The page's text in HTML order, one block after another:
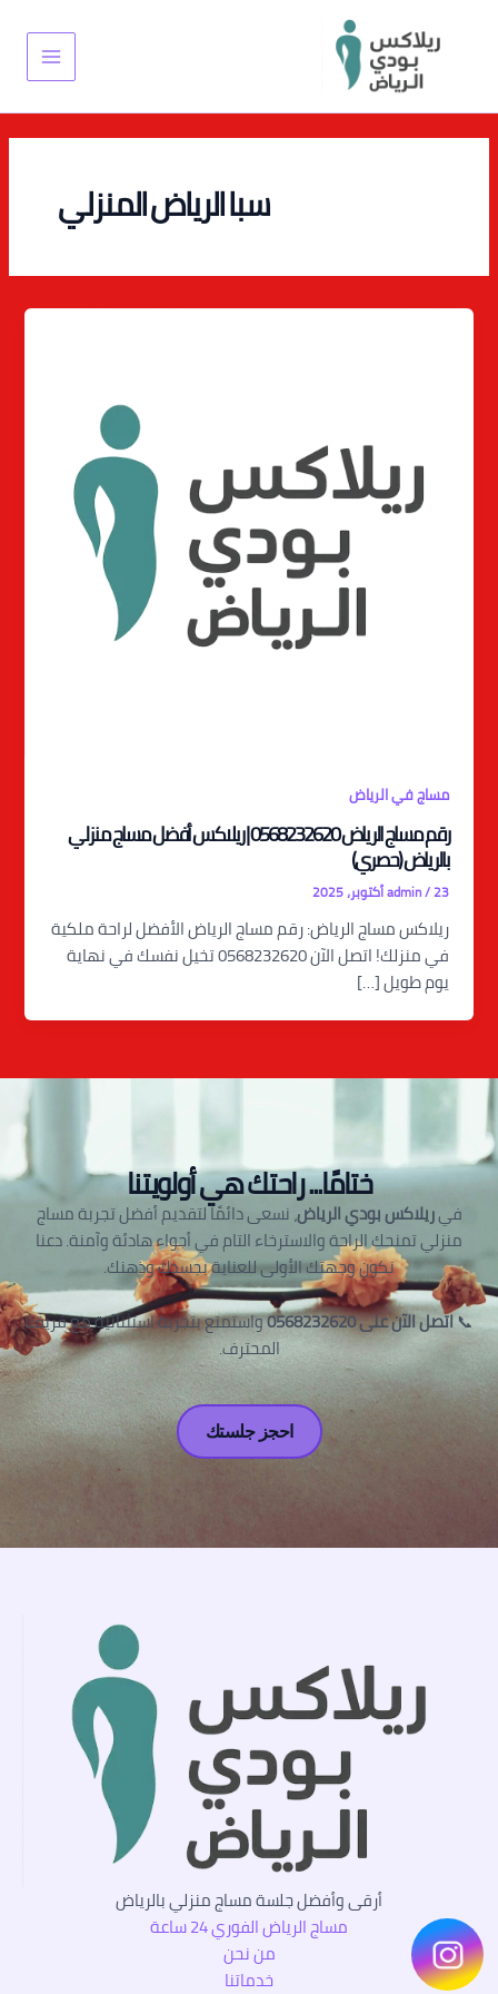
Main
Menu
سبا الرياض المنزلي
مساج في الرياض
رقم مساج الرياض 0568232620 | ريلاكس أفضل مساج منزلي
بالرياض (حصري)
admin/23 أكتوبر، 2025
ريلاكس مساج الرياض: رقم مساج الرياض الأفضل لراحة ملكية
في منزلك! اتصل الآن 0568232620 تخيل نفسك في نهاية
يوم طويل […]
ختامًا... راحتك هي أولويتنا
فيريلاكس بودي الرياض، نسعى دائمًا لتقديم أفضل تجربة مساج
منزلي تمنحك الراحة والاسترخاء التام في أجواء هادئة وآمنة. دعنا
نكون وجهتك الأولى للعناية بجسدك وذهنك.
📞اتصل الآن على 0568232620
واستمتع بتجربة استثنائية مع فريقنا
المحترف.
احجز جلستك
أرقى وأفضل جلسة مساج منزلي بالرياض
مساج الرياض الفوري 24 ساعة
من نحن
خدماتنا